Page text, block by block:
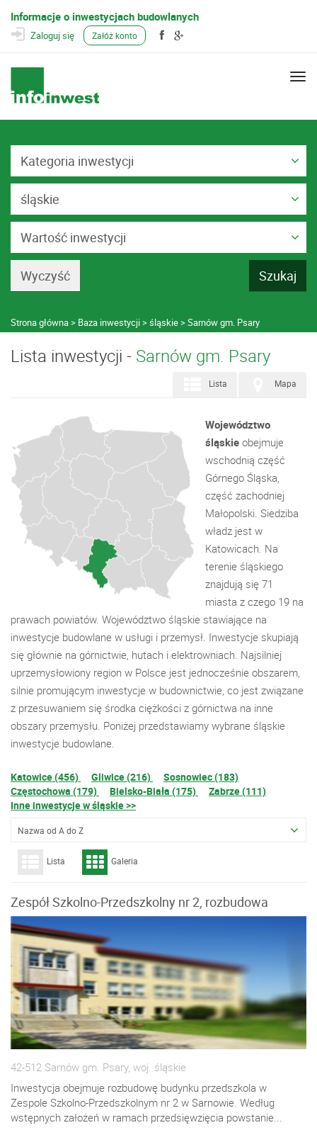
Informacje o inwestycjach budowlanych
Zaloguj się Załóż konto
Kategoria inwestycji
śląskie
Wartość inwestycji
Strona główna Baza inwestycji śląskie Sarnów gm. Psary
Lista inwestycji - Sarnów gm. Psary
Mapa
Lista
Województwo
śląskie obejmuje
wschodnią część
Górnego Śląska,
część zachodniej
Małopolski. Siedziba
władz jest w
Katowicach. Na
terenie śląskiego
znajdują się 71
miasta z czego 19 na
prawach powiatów. Województwo śląskie stawiające na
inwestycje budowlane w usługi i przemysł. Inwestycje skupiają
się głównie na górnictwie, hutach i elektrowniach. Najsilniej
uprzemysłowiony region w Polsce jest jednocześnie obszarem,
silnie promującym inwestycje w budownictwie, co jest związane
z przesuwaniem się środka ciężkości z górnictwa na inne
obszary przemysłu. Poniżej przedstawiamy wybrane śląskie
inwestycje budowlane.
Katowice (456) Gliwice (216)
Sosnowiec (183)
Częstochowa (179)
Bielsko-Biała (175)
Zabrze (111)
Inne inwestycje w śląskie >>
Nazwa od A do Z
Lista Galeria
Zespół Szkolno-Przedszkolny nr 2, rozbudowa
42-512 Sarnów gm. Psary, woj. śląskie
Inwestycja obejmuje rozbudowę budynku przedszkola w
Zespole Szkolno-Przedszkolnym nr 2 w Sarnowie. Według
wstępnych założeń w ramach przedsięwzięcia powstanie...